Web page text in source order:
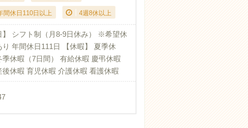
間休日110日以上 4週8休以上
】 シフト制（月8-9日休み） ※希望休
り 年間休日111日 【休暇】 夏季休
季休暇（7日間） 有給休暇 慶弔休暇
後休暇 育児休暇 介護休暇 看護休暇